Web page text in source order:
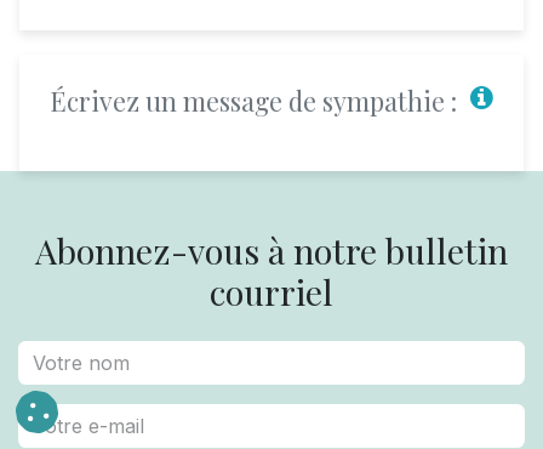
Écrivez un message de sympathie :
Abonnez-vous à notre bulletin
courriel